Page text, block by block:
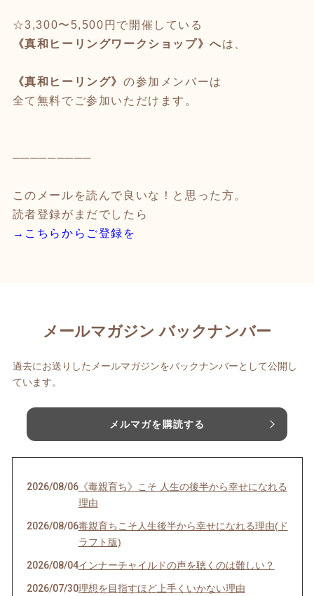
☆3,300〜5,500円で開催している
《真和ヒーリングワークショップ》へは、
《真和ヒーリング》 の参加メンバーは
全て無料でご参加いただけます。
─────────
このメールを読んで良いな！と思った方。
読者登録がまだでしたら
→こちらからご登録を
メールマガジン バックナンバー
過去にお送りしたメールマガジンをバックナンバーとして公開し
ています。
メルマガを購読する
2026/08/06《毒親育ち》こそ 人生の後半から幸せになれる
理由
2026/08/06毒親育ちこそ人生後半から幸せになれる理由(ド
ラフト版)
2026/08/04インナーチャイルドの声を聴くのは難しい？
2026/07/30理想を目指すほど上手くいかない理由